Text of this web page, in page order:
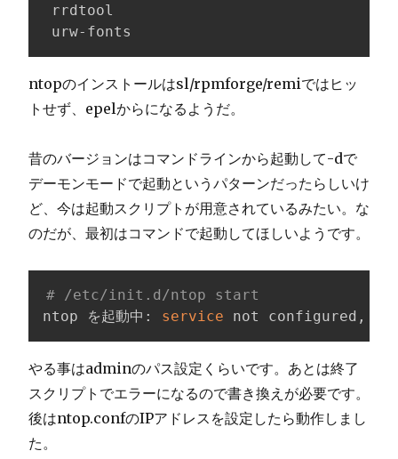
rrdtool
urw-fonts
ntopのインストールはsl/rpmforge/remiではヒッ
トせず、epelからになるようだ。
昔のバージョンはコマンドラインから起動して-dで
デーモンモードで起動というパターンだったらしいけ
ど、今は起動スクリプトが用意されているみたい。な
のだが、最初はコマンドで起動してほしいようです。
# /etc/init.d/ntop start
ntop を起動中: service not configured,
やる事はadminのパス設定くらいです。あとは終了
スクリプトでエラーになるので書き換えが必要です。
後はntop.confのIPアドレスを設定したら動作しまし
た。